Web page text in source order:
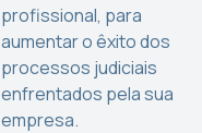
profissional, para
aumentar o êxito dos
processos judiciais
enfrentados pela sua
empresa.